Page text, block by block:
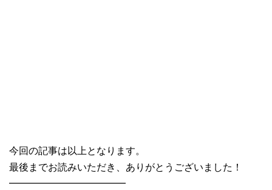
今回の記事は以上となります。
最後までお読みいただき、ありがとうございました！
━━━━━━━━━━━━